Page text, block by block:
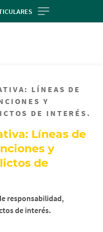
LÍNEAS DE
Y
DE INTERÉS.
Líneas de
y
de
responsabilidad,
de interés.